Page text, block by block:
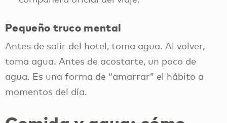
Pequeño truco mental
Antes de salir del hotel, toma agua. Al volver,
toma agua. Antes de acostarte, un poco de
agua. Es una forma de “amarrar” el hábito a
momentos del día.